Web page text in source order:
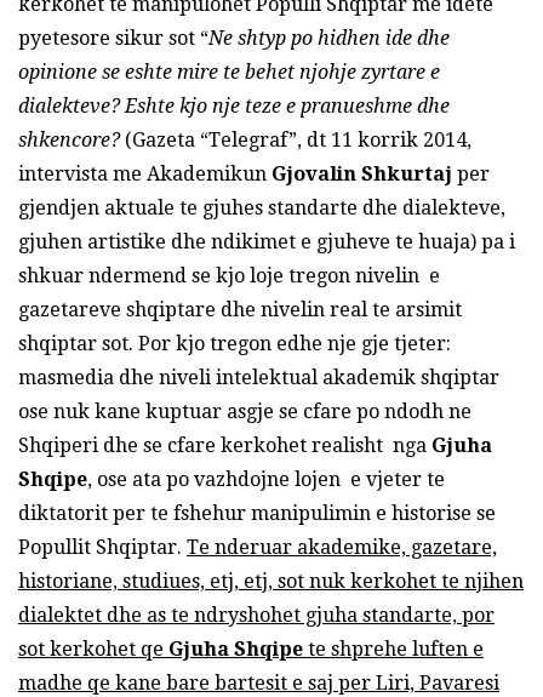
pyetesore sikur sot “Ne shtyp po hidhen ide dhe
opinione se eshte mire te behet njohje zyrtare e
dialekteve? Eshte kjo nje teze e pranueshme dhe
shkencore?(Gazeta “Telegraf”, dt 11 korrik 2014,
intervista me Akademikun Gjovalin Shkurtaj per
gjendjen aktuale te gjuhes standarte dhe dialekteve,
gjuhen artistike dhe ndikimet e gjuheve te huaja) pa i
shkuar ndermend se kjo loje tregon nivelin e
gazetareve shqiptare dhe nivelin real te arsimit
shqiptar sot. Por kjo tregon edhe nje gje tjeter:
masmedia dhe niveli intelektual akademik shqiptar
ose nuk kane kuptuar asgje se cfare po ndodh ne
Shqiperi dhe se cfare kerkohet realisht nga Gjuha
Shqipe, ose ata po vazhdojne lojen e vjeter te
diktatorit per te fshehur manipulimin e historise se
Popullit Shqiptar. Te nderuar akademike, gazetare,
historiane, studiues, etj, etj, sot nuk kerkohet te njihen
dialektet dhe as te ndryshohet gjuha standarte, por
sot kerkohet qe Gjuha Shqipe te shprehe luften e
madhe qe kane bare bartesit e saj per Liri, Pavaresi